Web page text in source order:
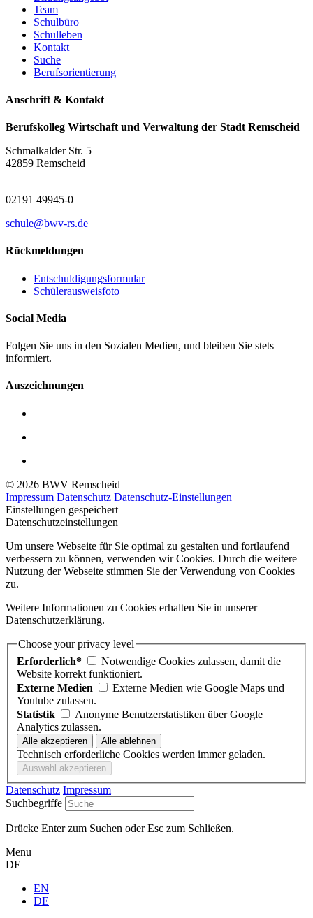
Team
Schulbüro
Schulleben
Kontakt
Suche
Berufsorientierung
Anschrift & Kontakt
Berufskolleg Wirtschaft und Verwaltung der Stadt Remscheid
Schmalkalder Str. 5
42859 Remscheid
02191 49945-0
schule@bwv-rs.de
Rückmeldungen
Entschuldigungsformular
Schülerausweisfoto
Social Media
Folgen Sie uns in den Sozialen Medien, und bleiben Sie stets
informiert.
Auszeichnungen
© 2026 BWV Remscheid
Impressum Datenschutz Datenschutz-Einstellungen
Einstellungen gespeichert
Datenschutzeinstellungen
Um unsere Webseite für Sie optimal zu gestalten und fortlaufend
verbessern zu können, verwenden wir Cookies. Durch die weitere
Nutzung der Webseite stimmen Sie der Verwendung von Cookies
zu.
Weitere Informationen zu Cookies erhalten Sie in unserer
Datenschutzerklärung.
Choose your privacy level
Erforderlich*
Notwendige Cookies zulassen, damit die
Website korrekt funktioniert.
Externe Medien
Externe Medien wie Google Maps und
Youtube zulassen.
Statistik
Anonyme Benutzerstatistiken über Google
Analytics zulassen.
Technisch erforderliche Cookies werden immer geladen.
Datenschutz Impressum
Suchbegriffe
Drücke Enter zum Suchen oder Esc zum Schließen.
Menu
DE
EN
DE